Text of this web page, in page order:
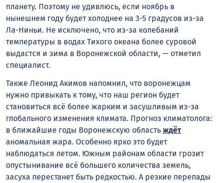
планету. Поэтому не удивлюсь, если ноябрь в
нынешнем году будет холоднее на 3-5 градусов из-за
Ла-Ниньи. Не исключено, что из-за колебаний
температуры в водах Тихого океана более суровой
выдастся и зима в Воронежской области, — отметил
специалист.
Также Леонид Акимов напомнил, что воронежцам
нужно привыкать к тому, что наш регион будет
становиться всё более жарким и засушливым из-за
глобального изменения климата. Прогноз климатолога:
в ближайшие годы Воронежскую область ждёт
аномальная жара. Особенно ярко это будет
наблюдаться летом. Южным районам области грозит
опустынивание всё большего количества земель,
засуха перестанет быть редкостью. А резкие перепады